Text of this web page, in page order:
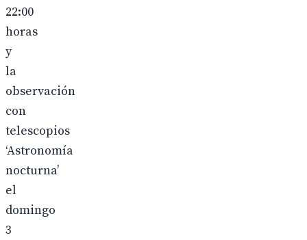
22:00
horas
y
la
observación
con
telescopios
‘Astronomía
nocturna’
el
domingo
3